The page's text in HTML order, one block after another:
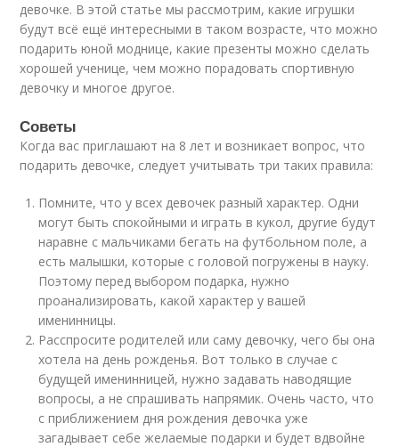
девочке. В этой статье мы рассмотрим, какие игрушки
будут всё ещё интересными в таком возрасте, что можно
подарить юной моднице, какие презенты можно сделать
хорошей ученице, чем можно порадовать спортивную
девочку и многое другое.
Советы
Когда вас приглашают на 8 лет и возникает вопрос, что
подарить девочке, следует учитывать три таких правила:
Помните, что у всех девочек разный характер. Одни
могут быть спокойными и играть в кукол, другие будут
наравне с мальчиками бегать на футбольном поле, а
есть малышки, которые с головой погружены в науку.
Поэтому перед выбором подарка, нужно
проанализировать, какой характер у вашей
именинницы.
Расспросите родителей или саму девочку, чего бы она
хотела на день рожденья. Вот только в случае с
будущей именинницей, нужно задавать наводящие
вопросы, а не спрашивать напрямик. Очень часто, что
с приближением дня рождения девочка уже
загадывает себе желаемые подарки и будет вдвойне